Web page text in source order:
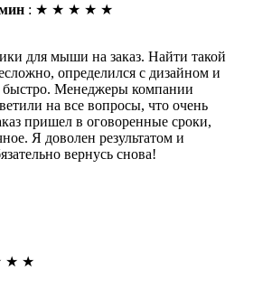
: ★ ★ ★ ★ ★
для мыши на заказ. Найти такой
определился с дизайном и
быстро. Менеджеры компании
на все вопросы, что очень
пришел в оговоренные сроки,
Я доволен результатом и
вернусь снова!
★ ★